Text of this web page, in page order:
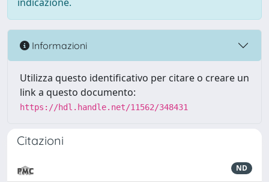
Informazioni
Utilizza questo identificativo per citare o creare un
link a questo documento:
https://hdl.handle.net/11562/348431
Citazioni
ND